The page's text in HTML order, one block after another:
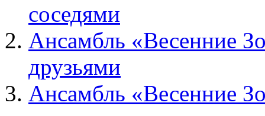
соседями
Ансамбль «Весенние
друзьями
Ансамбль «Весенние